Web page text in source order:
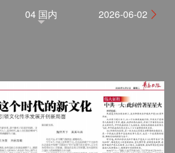
04 国内 2026-06-02